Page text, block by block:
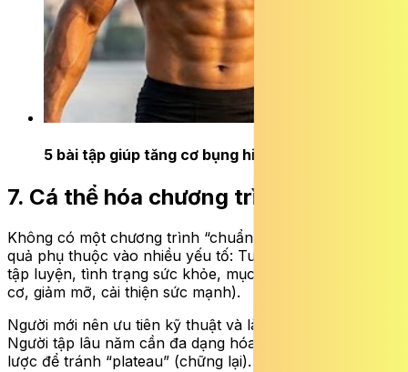
5 bài tập giúp tăng cơ bụng hiệu quả
7. Cá thể hóa chương trình tập luyện
Không có một chương trình “chuẩn” cho tất cả. Hiệu
quả phụ thuộc vào nhiều yếu tố: Tuổi, giới tính, trình độ
tập luyện, tình trạng sức khỏe, mục tiêu cá nhân (tăng
cơ, giảm mỡ, cải thiện sức mạnh).
Người mới nên ưu tiên kỹ thuật và làm quen cường độ.
Người tập lâu năm cần đa dạng hóa bài tập và chiến
lược để tránh “plateau” (chững lại).